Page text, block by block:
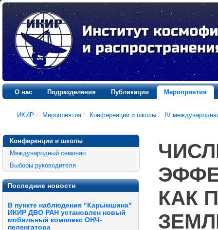
О нас Подразделения Публикации Мероприятия
ИКИР / Мероприятия / Конференции и школы / IV
Конференции и школы
Международный семинар
Выборы руководителя
Последние новости
В пункте наблюдения "Карымшина"
ИКИР ДВО РАН установлен новый
мобильный комплекс ОНЧ-
пеленгатора
КАК